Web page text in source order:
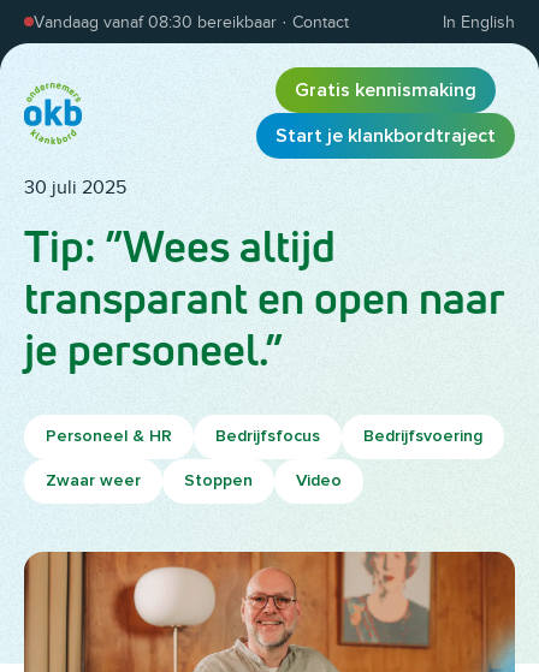
Overslaan en inhoud weergeven
Vandaag vanaf 08:30 bereikbaar · Contact In English
Gratis kennismaking
Start je klankbordtraject
30 juli 2025
Tip: ”Wees altijd
transparant en open naar
je personeel.”
Personeel & HR Bedrijfsfocus Bedrijfsvoering
Zwaar weer Stoppen Video